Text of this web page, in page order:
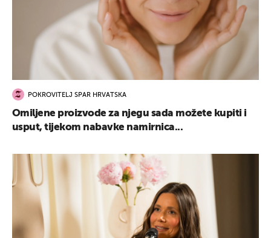
POKROVITELJ SPAR HRVATSKA
Omiljene proizvode za njegu sada možete kupiti i
usput, tijekom nabavke namirnica...